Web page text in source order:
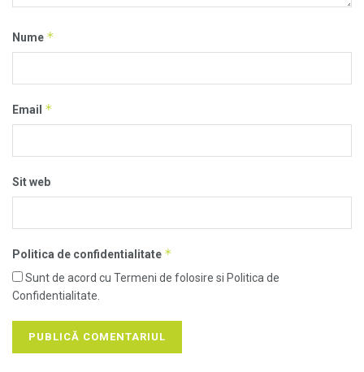
Nume *
Email *
Sit web
Politica de confidentialitate *
Sunt de acord cu Termeni de folosire si Politica de
Confidentialitate.